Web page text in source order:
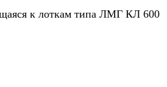
к лоткам типа ЛМГ КЛ 600